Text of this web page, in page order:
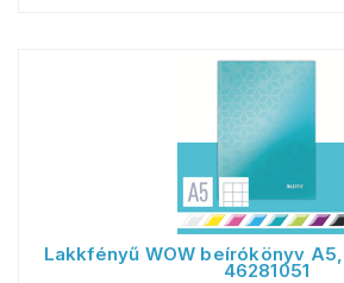
Lakkfényű WOW beírókönyv
46281051